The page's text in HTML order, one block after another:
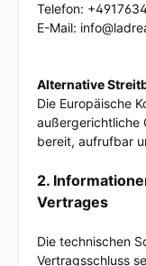
Telefon:
E-Mail:
Alternative
Die Europäische
außergerichtliche
bereit, aufrufbar
2.
Vertrages
Die technischen
Vertragsschluss